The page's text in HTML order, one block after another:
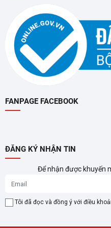
Làm Mát Hiệu Quả, Không
Lưu lượng gió 3500 m³/h, làm
Chế Độ Cool "Siêu Làm
Chế độ Cool "siêu làm mát"
mang lại cảm giác mát lạnh dễ
FANPAGE FACEBOOK
ĐĂNG KÝ NHẬN TIN
Để nhận được khuyến
Tôi đã đọc và đồng ý với điều